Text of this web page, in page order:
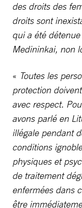
des droits des
droits sont
qui a été
Medininkai, non
« Toutes les
protection
avec respect.
avons parlé en
illégale pendant
conditions
physiques et
de traitement
enfermées dans
être